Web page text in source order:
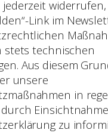
jederzeit
Link im
stets technischen
Aus diesem
unsere
in
zu